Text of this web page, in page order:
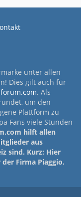
unter allen
Dies gilt auch für
. Als
um den
Plattform zu
Fans viele Stunden
hilft allen
aus
sind. Kurz: Hier
Firma Piaggio.